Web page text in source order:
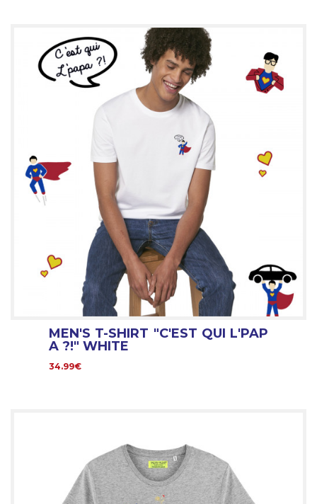
MEN'S T-SHIRT "C'EST QUI L'PAP
A ?!" WHITE
34.99€